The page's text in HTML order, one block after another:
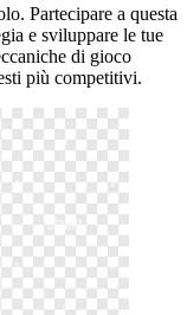
Partecipare a questa
e sviluppare le tue
di gioco
più competitivi.